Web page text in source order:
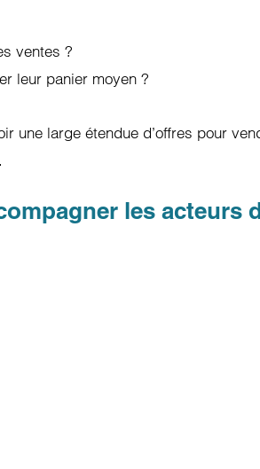
ventes ?
leur panier moyen ?
une large étendue d’offres pour
les acteurs